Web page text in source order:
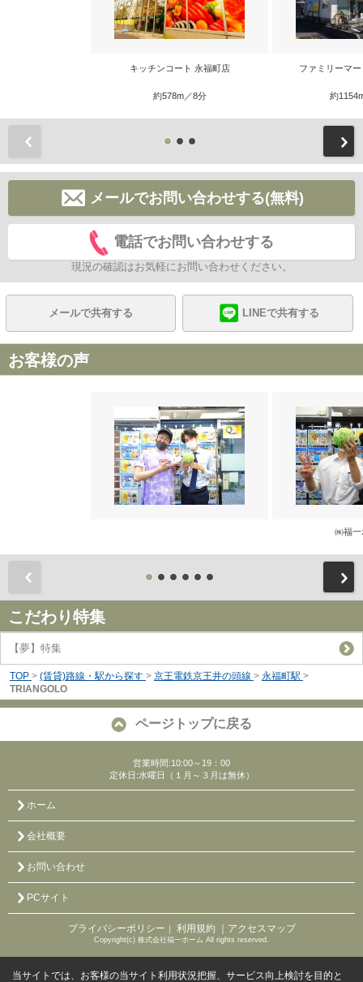
キッチンコート 永福町店
約578m／8分
ファミリーマ
約
メールでお問い合わせする(無料)
電話でお問い合わせする
現況の確認はお気軽にお問い合わせください。
メールで共有する LINEで共有する
お客様の声
㈱福一
こだわり特集
【夢】特集
TOP > (賃貸)路線・駅から探す > 京王電鉄京王井の頭線 > 永福町駅 >
TRIANGOLO
ページトップに戻る
営業時間:10:00～19：00
定休日:水曜日（１月～３月は無休）
ホーム
会社概要
お問い合わせ
PCサイト
プライバシーポリシー ｜ 利用規約 ｜アクセスマップ
Copyright(c) 株式会社福一ホーム All rights reserved.
当サイトでは、お客様の当サイト利用状況把握、サービス向上検討を目的と